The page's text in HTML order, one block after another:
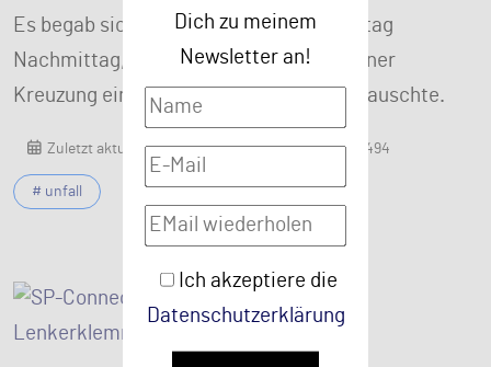
Dich zu meinem
Newsletter an!
Ich akzeptiere die
Datenschutzerklärung
Es begab sich an einem sonnigen Samstag
Nachmittag, Anfang April, als mir auf einer
Kreuzung ein Auto hinten ins Motorrad rauschte.
Zuletzt aktualisiert: 14. Juli 2025 Zugriffe: 1494
# unfall